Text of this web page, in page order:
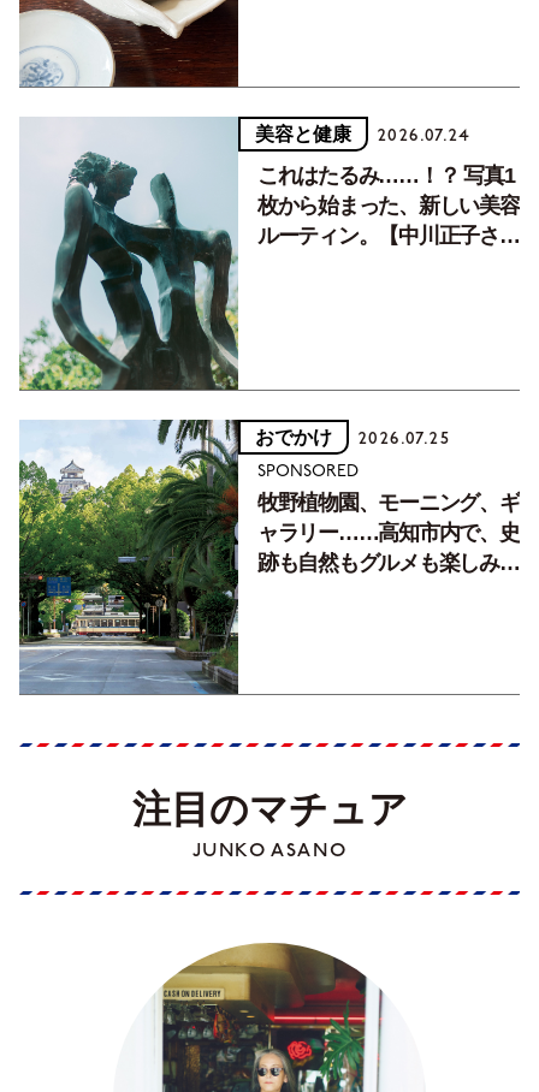
美容と健康 2026.07.24
これはたるみ……！？ 写真1
枚から始まった、新しい美容
ルーティン。【中川正子さん
おでかけ 2026.07.25
SPONSORED
牧野植物園、モーニング、ギ
ャラリー……高知市内で、史
跡も自然もグルメも楽しみ尽
注目のマチュア
JUNKO ASANO